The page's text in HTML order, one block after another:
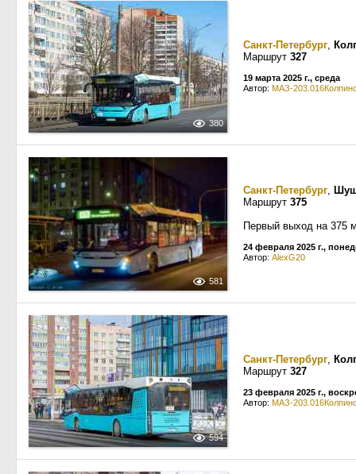
380
Санкт-Петербург,
Маршрут 327
19 марта 2025 г., среда
Автор: МАЗ-
581
Санкт-Петербург,
Маршрут 375
Первый выход на 375
24 февраля 2025 г.,
Автор: AlexG20
594
Санкт-Петербург,
Маршрут 327
23 февраля 2025 г.,
Автор: МАЗ-